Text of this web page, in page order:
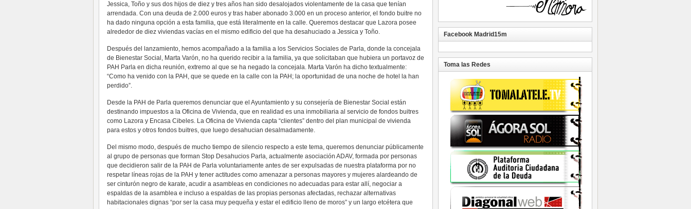
Jessica, Toño y sus dos hijos de diez y tres años han sido desalojados violentamente de la casa que tenían
arrendada. Con una deuda de 2.000 euros y tras haber abonado 3.000 en un proceso anterior, el fondo buitre no
ha dado ninguna opción a esta familia, que está literalmente en la calle. Queremos destacar que Lazora posee
alrededor de diez viviendas vacías en el mismo edificio del que ha desahuciado a Jessica y Toño.
Después del lanzamiento, hemos acompañado a la familia a los Servicios Sociales de Parla, donde la concejala
de Bienestar Social, Marta Varón, no ha querido recibir a la familia, ya que solicitaban que hubiera un portavoz de
PAH Parla en dicha reunión, extremo al que se ha negado la concejala. Marta Varón ha dicho textualmente:
“Como ha venido con la PAH, que se quede en la calle con la PAH; la oportunidad de una noche de hotel la han
perdido”.
Desde la PAH de Parla queremos denunciar que el Ayuntamiento y su consejería de Bienestar Social están
destinando impuestos a la Oficina de Vivienda, que en realidad es una inmobiliaria al servicio de fondos buitres
como Lazora y Encasa Cibeles. La Oficina de Vivienda capta “clientes” dentro del plan municipal de vivienda
para estos y otros fondos buitres, que luego desahucian desalmadamente.
Del mismo modo, después de mucho tiempo de silencio respecto a este tema, queremos denunciar públicamente
al grupo de personas que forman Stop Desahucios Parla, actualmente asociación ADAV, formada por personas
que decidieron salir de la PAH de Parla voluntariamente antes de ser expulsadas de nuestra plataforma por no
respetar líneas rojas de la PAH y tener actitudes como amenazar a personas mayores y mujeres alardeando de
ser cinturón negro de karate, acudir a asambleas en condiciones no adecuadas para estar allí, negociar a
espaldas de la asamblea e incluso a espaldas de las propias personas afectadas, rechazar alternativas
habitacionales dignas “por ser la casa muy pequeña y estar el edificio lleno de moros” y un largo etcétera que
Facebook Madrid15m
Toma las Redes